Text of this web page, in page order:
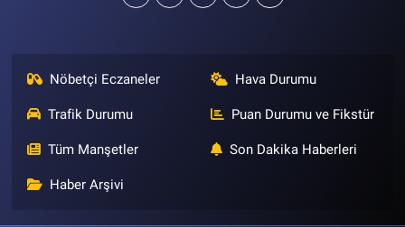
Nöbetçi Eczaneler Hava Durumu
Trafik Durumu Puan Durumu ve Fikstür
Tüm Manşetler Son Dakika Haberleri
Haber Arşivi